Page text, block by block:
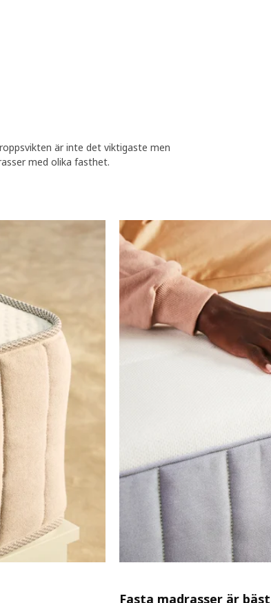
är inte det viktigaste men
med olika fasthet.
Fasta madrasser är